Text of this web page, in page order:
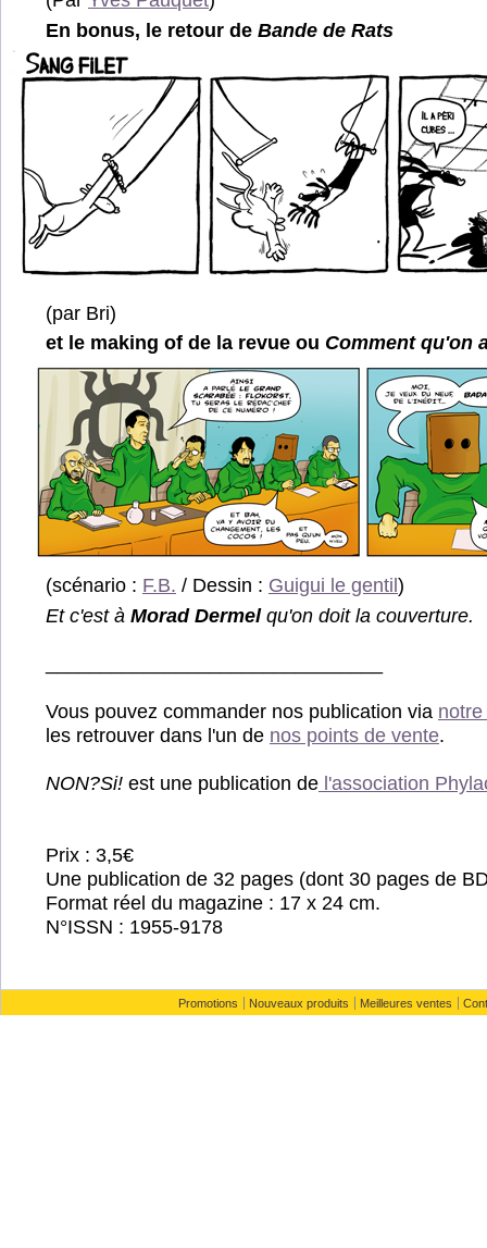
En bonus, le retour de Bande de Rats
(par Bri)
et le making of de la revue ou Comment qu'on
(scénario : F.B. / Dessin : Guigui le gentil)
Et c'est à Morad Dermelqu'on doit la couverture.
Vous pouvez commander nos publication via
les retrouver dans l'un de nos points de vente.
NON?Si! est une publication de l'association
Prix : 3,5€
Une publication de 32 pages (dont 30 pages de
Format réel du magazine : 17 x 24 cm.
N°ISSN : 1955-9178
Promotions Nouveaux produits Meilleures ventes